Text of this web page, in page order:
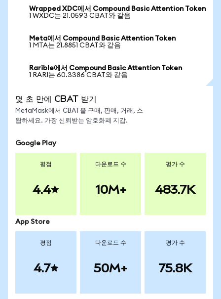
Wrapped XDC에서 Compound Basic Attention Token
1 WXDC는 21.0593 CBAT와 같음
Meta에서 Compound Basic Attention Token
1 MTA는 21.8851 CBAT와 같음
Rarible에서 Compound Basic Attention Token
1 RARI는 60.3386 CBAT와 같음
몇 초 만에 CBAT 받기
MetaMask에서 CBAT을 구매, 판매, 거래, 스
왑하세요. 가장 신뢰받는 암호화폐 지갑.
Google Play
평점
4.4
다운로드 수
10M+
평가 수
483.7K
App Store
평점
4.7
다운로드 수
50M+
평가 수
75.8K